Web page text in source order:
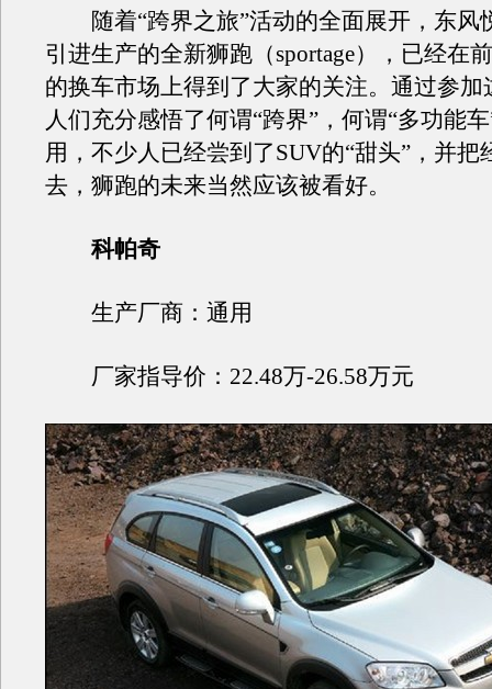
随着“跨界之旅”活动的全面展开，东风
引进生产的全新狮跑（sportage），已经在
的换车市场上得到了大家的关注。通过参加
人们充分感悟了何谓“跨界”，何谓“多功能
用，不少人已经尝到了SUV的“甜头”，并把
去，狮跑的未来当然应该被看好。
科帕奇
生产厂商：通用
厂家指导价：22.48万-26.58万元